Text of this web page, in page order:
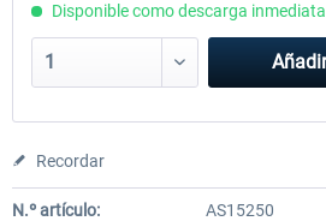
Disponible como descarga inmediata
Recordar
N.º artículo:
AS15250